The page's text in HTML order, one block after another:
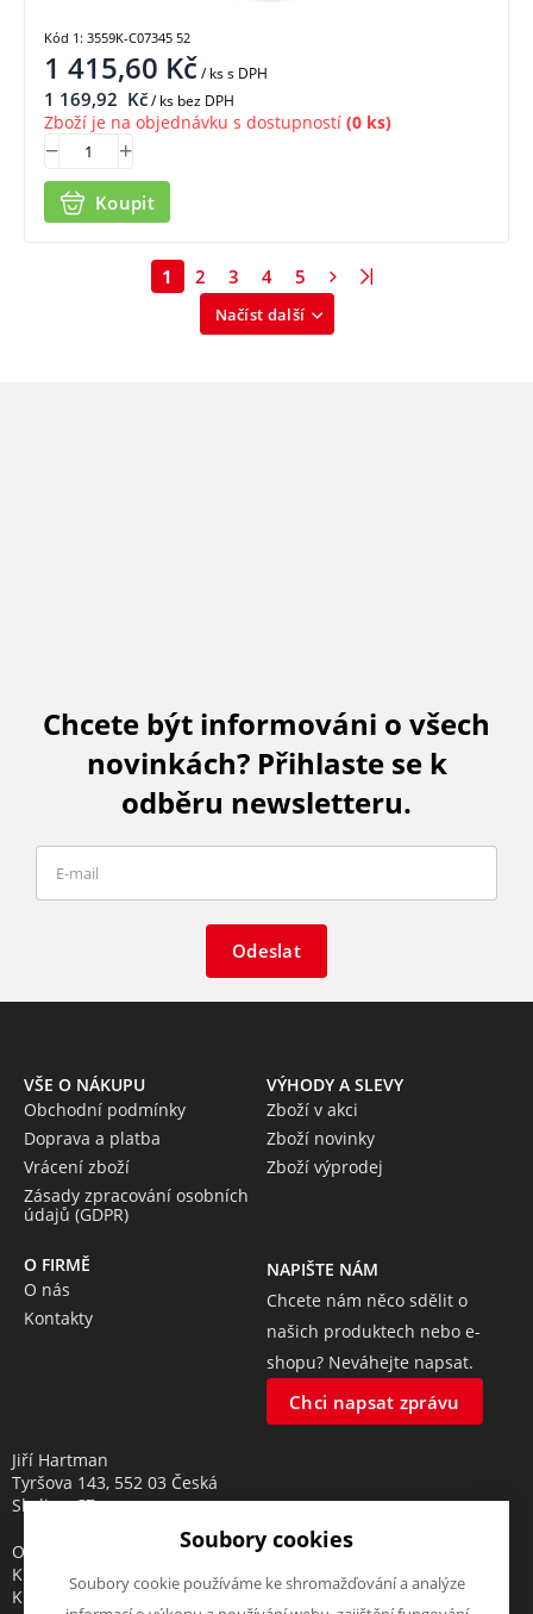
1 415,60 Kč/ kss DPH
1 169,92 Kč/ ks bez DPH
Zboží je na objednávku s dostupností (0 ks)
Koupit
Kód 1: 3559K-C07345 52
Načíst další
1 2 3 4 5
Chcete být informováni o všech
novinkách? Přihlaste se k
odběru newsletteru.
Odeslat
VŠE O NÁKUPU
Obchodní podmínky
Doprava a platba
Vrácení zboží
Zásady zpracování osobních
údajů (GDPR)
VÝHODY A SLEVY
Zboží v akci
Zboží novinky
Zboží výprodej
O FIRMĚ
O nás
Kontakty
NAPIŠTE NÁM
Chcete nám něco sdělit o
našich produktech nebo e-
shopu? Neváhejte napsat.
Chci napsat zprávu
Jiří Hartman
Tyršova 143, 552 03 Česká
Skalice, CZ
Obchodní rejstřík vedený u
Krajského soudu v Hradci
Králové, oddíl A, vložka 18553
Soubory cookies
Soubory cookie používáme ke shromažďování a analýze